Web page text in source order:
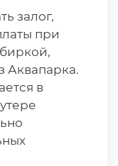
залог,
при
Аквапарка.
в